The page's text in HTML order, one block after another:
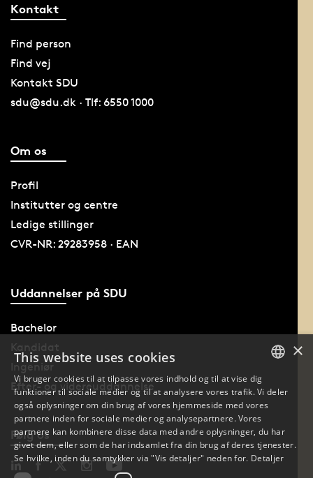
Kontakt
Find person
Find vej
Kontakt SDU
sdu@sdu.dk · Tlf: 6550 1000
Om os
Profil
Institutter og centre
Ledige stillinger
CVR-NR: 29283958 · EAN
Uddannelser på SDU
Bachelor
Kandidat
Ingeniør
Efter- og videreuddannelse
Følg os
DANISH
ENGLISH
×
This website uses cookies
Vi bruger cookies til at tilpasse vores indhold og til at vise dig
funktioner til sociale medier og til at analysere vores trafik. Vi deler
også oplysninger om din brug af vores hjemmeside med vores
partnere inden for sociale medier og analysepartnere. Vores
partnere kan kombinere disse data med andre oplysninger, du har
givet dem, eller som de har indsamlet fra din brug af deres tjenester.
Se hvilke, inden du samtykker via "Vis detaljer" neden for. Detaljer